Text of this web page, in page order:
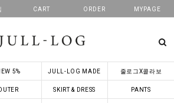
CART ORDER MYPAGE
5% JULL-LOG MADE 줄로그X콜라보
SKIRT & DRESS PANTS